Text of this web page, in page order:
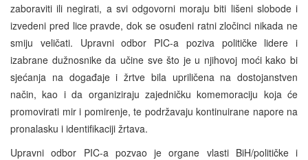
zaboraviti ili negirati, a svi odgovorni moraju biti lišeni slobode i
izvedeni pred lice pravde, dok se osuđeni ratni zločinci nikada ne
smiju veličati. Upravni odbor PIC-a poziva političke lidere i
izabrane dužnosnike da učine sve što je u njihovoj moći kako bi
sjećanja na događaje i žrtve bila upriličena na dostojanstven
način, kao i da organiziraju zajedničku komemoraciju koja će
promovirati mir i pomirenje, te podržavaju kontinuirane napore na
pronalasku i identifikaciji žrtava.
Upravni odbor PIC-a pozvao je organe vlasti BiH/političke i